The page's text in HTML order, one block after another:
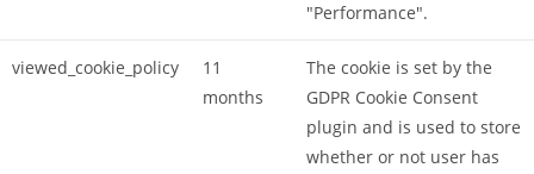
"Performance".
viewed_cookie_policy
11
months
The cookie is set by the
GDPR Cookie Consent
plugin and is used to store
whether or not user has